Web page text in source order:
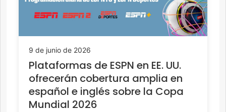
9 de junio de 2026
Plataformas de ESPN en EE. UU.
ofrecerán cobertura amplia en
español e inglés sobre la Copa
Mundial 2026